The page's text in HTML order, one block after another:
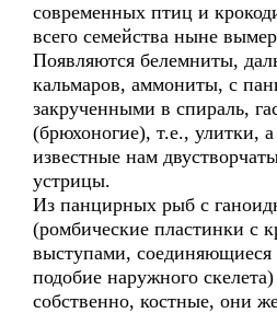
современных птиц и
всего семейства ныне
Появляются белемниты,
кальмаров, аммониты, с
закрученными в спираль,
(брюхоногие), т.е., улитки,
известные нам
устрицы.
Из панцирных рыб с
(ромбические пластинки с
выступами, соединяющиеся
подобие наружного
собственно, костные, они